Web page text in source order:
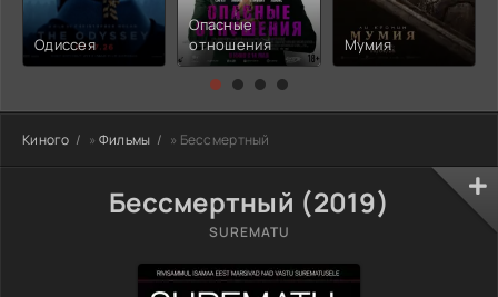
Одиссея
Опасные
отношения
Мумия
Киного » Фильмы » Бессмертный
Бессмертный (2019)
SUREMATU